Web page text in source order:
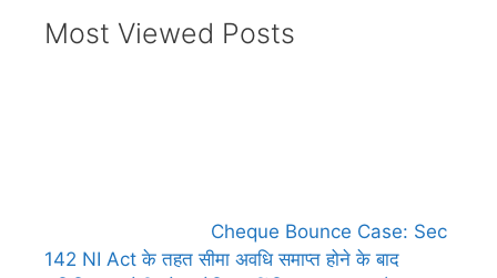
Most Viewed Posts
Cheque Bounce Case: Sec
142 NI Act के तहत सीमा अवधि समाप्त होने के बाद